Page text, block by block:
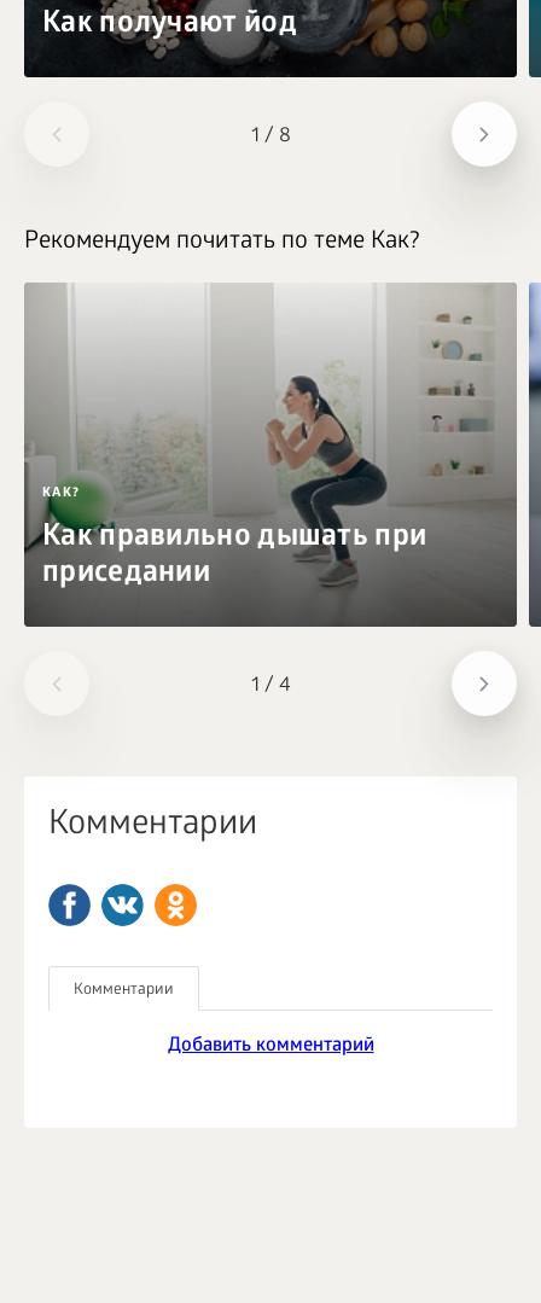
1 / 8
Как получают йод
1 / 4
Рекомендуем почитать по теме Как?
КАК?
Как правильно дышать при
приседании
Комментарии
Комментарии
Добавить комментарий